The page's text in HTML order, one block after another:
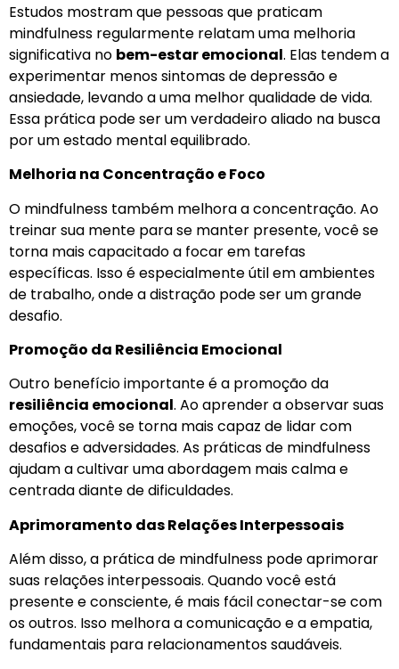
Estudos mostram que pessoas que praticam
mindfulness regularmente relatam uma melhoria
significativa no bem-estar emocional. Elas tendem a
experimentar menos sintomas de depressão e
ansiedade, levando a uma melhor qualidade de vida.
Essa prática pode ser um verdadeiro aliado na busca
por um estado mental equilibrado.
Melhoria na Concentração e Foco
O mindfulness também melhora a concentração. Ao
treinar sua mente para se manter presente, você se
torna mais capacitado a focar em tarefas
específicas. Isso é especialmente útil em ambientes
de trabalho, onde a distração pode ser um grande
desafio.
Promoção da Resiliência Emocional
Outro benefício importante é a promoção da
resiliência emocional. Ao aprender a observar suas
emoções, você se torna mais capaz de lidar com
desafios e adversidades. As práticas de mindfulness
ajudam a cultivar uma abordagem mais calma e
centrada diante de dificuldades.
Aprimoramento das Relações Interpessoais
Além disso, a prática de mindfulness pode aprimorar
suas relações interpessoais. Quando você está
presente e consciente, é mais fácil conectar-se com
os outros. Isso melhora a comunicação e a empatia,
fundamentais para relacionamentos saudáveis.